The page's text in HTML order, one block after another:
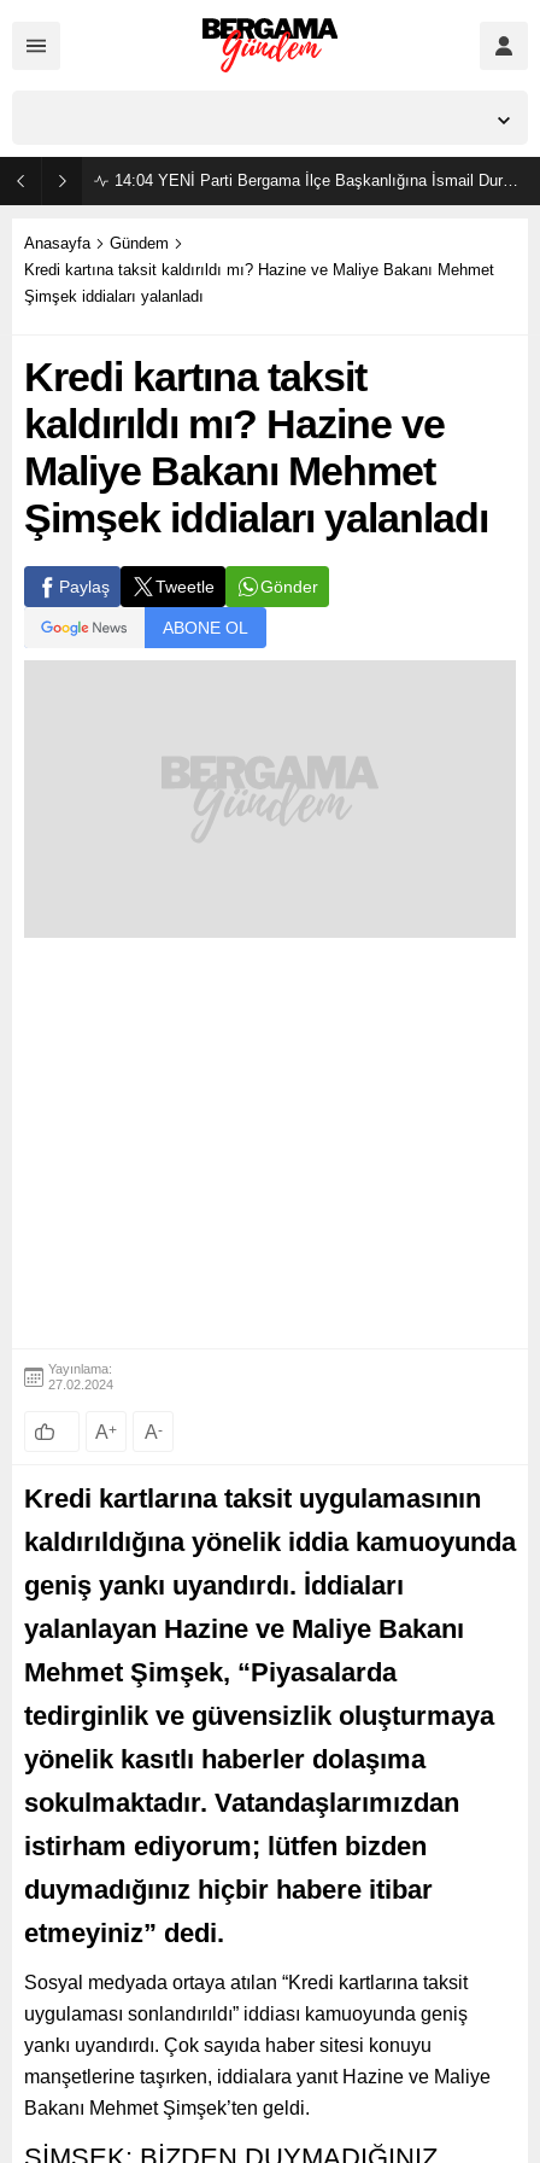
14:04 YENİ Parti Bergama İlçe Başkanlığına İsmail Durmaz görevlendirildi
Anasayfa
Gündem
Kredi kartına taksit kaldırıldı mı? Hazine ve Maliye Bakanı Mehmet
Şimşek iddiaları yalanladı
Kredi kartına taksit
kaldırıldı mı? Hazine ve
Maliye Bakanı Mehmet
Şimşek iddiaları yalanladı
Paylaş Tweetle Gönder
ABONE OL
Yayınlama:
27.02.2024
A+ A-
Kredi kartlarına taksit uygulamasının
kaldırıldığına yönelik iddia kamuoyunda
geniş yankı uyandırdı. İddiaları
yalanlayan Hazine ve Maliye Bakanı
Mehmet Şimşek, “Piyasalarda
tedirginlik ve güvensizlik oluşturmaya
yönelik kasıtlı haberler dolaşıma
sokulmaktadır. Vatandaşlarımızdan
istirham ediyorum; lütfen bizden
duymadığınız hiçbir habere itibar
etmeyiniz” dedi.
Sosyal medyada ortaya atılan “Kredi kartlarına taksit
uygulaması sonlandırıldı” iddiası kamuoyunda geniş
yankı uyandırdı. Çok sayıda haber sitesi konuyu
manşetlerine taşırken, iddialara yanıt Hazine ve Maliye
Bakanı Mehmet Şimşek’ten geldi.
ŞİMŞEK: BİZDEN DUYMADIĞINIZ